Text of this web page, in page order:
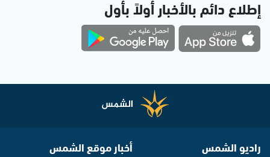
إطلاع دائم بالأخبار أولاً بأول
راديو الشمس أخبار موقع الشمس